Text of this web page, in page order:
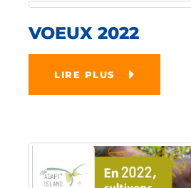
VOEUX 2022
LIRE PLUS